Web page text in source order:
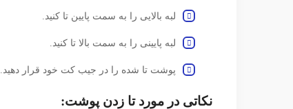
لبه بالایی را به سمت پایین تا کنید.
لبه پایینی را به سمت بالا تا کنید.
پوشت تا شده را در جیب کت خود قرار دهید.
نکاتی در مورد تا زدن پوشت: